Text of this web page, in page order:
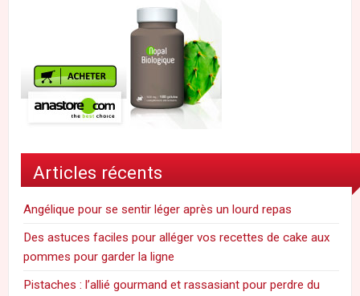
Articles récents
Angélique pour se sentir léger après un lourd repas
Des astuces faciles pour alléger vos recettes de cake aux
pommes pour garder la ligne
Pistaches : l’allié gourmand et rassasiant pour perdre du